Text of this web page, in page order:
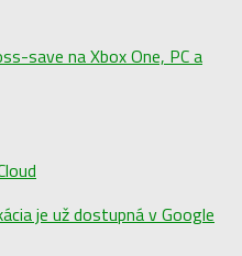
save na Xbox One, PC a
je už dostupná v Google